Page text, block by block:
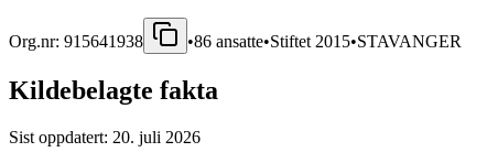
Org.nr: 915641938 •86 ansatte•Stiftet 2015•STAVANGER
Kildebelagte fakta
Sist oppdatert: 20. juli 2026